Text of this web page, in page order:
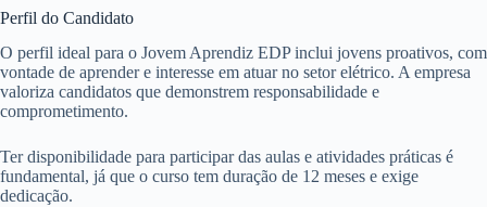
Perfil do Candidato
O perfil ideal para o Jovem Aprendiz EDP inclui jovens proativos, com
vontade de aprender e interesse em atuar no setor elétrico. A empresa
valoriza candidatos que demonstrem responsabilidade e
comprometimento.
Ter disponibilidade para participar das aulas e atividades práticas é
fundamental, já que o curso tem duração de 12 meses e exige
dedicação.